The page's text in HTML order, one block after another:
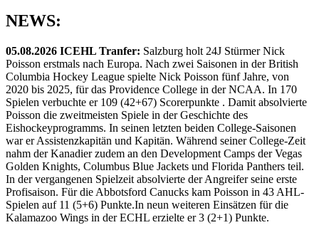
NEWS:
05.08.2026 ICEHL Tranfer: Salzburg holt 24J Stürmer Nick
Poisson erstmals nach Europa. Nach zwei Saisonen in der British
Columbia Hockey League spielte Nick Poisson fünf Jahre, von
2020 bis 2025, für das Providence College in der NCAA. In 170
Spielen verbuchte er 109 (42+67) Scorerpunkte . Damit absolvierte
Poisson die zweitmeisten Spiele in der Geschichte des
Eishockeyprogramms. In seinen letzten beiden College-Saisonen
war er Assistenzkapitän und Kapitän. Während seiner College-Zeit
nahm der Kanadier zudem an den Development Camps der Vegas
Golden Knights, Columbus Blue Jackets und Florida Panthers teil.
In der vergangenen Spielzeit absolvierte der Angreifer seine erste
Profisaison. Für die Abbotsford Canucks kam Poisson in 43 AHL-
Spielen auf 11 (5+6) Punkte.In neun weiteren Einsätzen für die
Kalamazoo Wings in der ECHL erzielte er 3 (2+1) Punkte.